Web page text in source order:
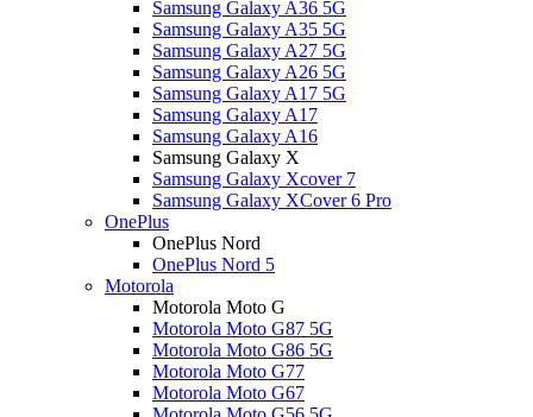
Samsung Galaxy A36 5G
Samsung Galaxy A35 5G
Samsung Galaxy A27 5G
Samsung Galaxy A26 5G
Samsung Galaxy A17 5G
Samsung Galaxy A17
Samsung Galaxy A16
Samsung Galaxy X
Samsung Galaxy Xcover 7
Samsung Galaxy XCover 6 Pro
OnePlus
OnePlus Nord
OnePlus Nord 5
Motorola
Motorola Moto G
Motorola Moto G87 5G
Motorola Moto G86 5G
Motorola Moto G77
Motorola Moto G67